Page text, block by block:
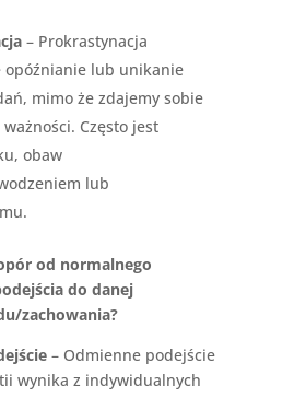
– Prokrastynacja
opóźnianie lub unikanie
mimo że zdajemy sobie
Często jest
obaw
lub
od normalnego
do danej
zachowania?
– Odmienne podejście
wynika z indywidualnych